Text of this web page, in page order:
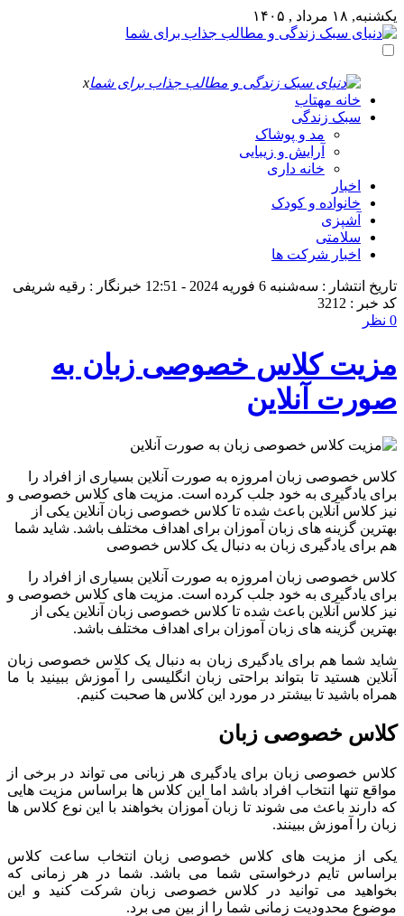
یکشنبه, ۱۸ مرداد , ۱۴۰۵
x
خانه مهتاب
سبک زندگی
مد و پوشاک
آرایش و زیبایی
خانه داری
اخبار
خانواده و کودک
آشپزی
سلامتی
اخبار شرکت ها
تاریخ انتشار : سه‌شنبه 6 فوریه 2024 - 12:51
خبرنگار : رقیه شریفی
کد خبر : 3212
0 نظر
مزیت کلاس خصوصی زبان به
صورت آنلاین
کلاس خصوصی زبان امروزه به صورت آنلاین بسیاری از افراد را
برای یادگیری به خود جلب کرده است. مزیت های کلاس خصوصی و
نیز کلاس آنلاین باعث شده تا کلاس خصوصی زبان آنلاین یکی از
بهترین گزینه های زبان آموزان برای اهداف مختلف باشد. شاید شما
هم برای یادگیری زبان به دنبال یک کلاس خصوصی
کلاس خصوصی زبان امروزه به صورت آنلاین بسیاری از افراد را
برای یادگیری به خود جلب کرده است. مزیت های کلاس خصوصی و
نیز کلاس آنلاین باعث شده تا کلاس خصوصی زبان آنلاین یکی از
بهترین گزینه های زبان آموزان برای اهداف مختلف باشد.
شاید شما هم برای یادگیری زبان به دنبال یک کلاس خصوصی زبان
آنلاین هستید تا بتواند براحتی زبان انگلیسی را آموزش ببینید با ما
همراه باشید تا بیشتر در مورد این کلاس ها صحبت کنیم.
کلاس خصوصی زبان
کلاس خصوصی زبان برای یادگیری هر زبانی می تواند در برخی از
مواقع تنها انتخاب افراد باشد اما این کلاس ها براساس مزیت هایی
که دارند باعث می شوند تا زبان آموزان بخواهند با این نوع کلاس ها
زبان را آموزش ببینند.
یکی از مزیت های کلاس خصوصی زبان انتخاب ساعت کلاس
براساس تایم درخواستی شما می باشد. شما در هر زمانی که
بخواهید می توانید در کلاس خصوصی زبان شرکت کنید و این
موضوع محدودیت زمانی شما را از بین می برد.